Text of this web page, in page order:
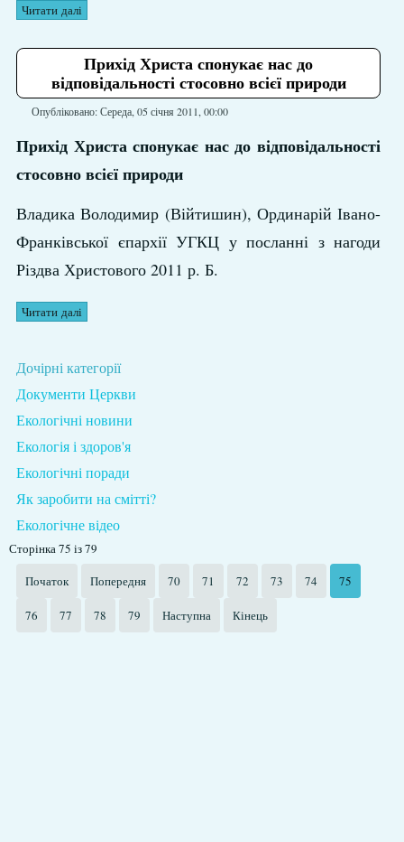
Читати далі
Прихід Христа спонукає нас до
відповідальності стосовно всієї природи
Опубліковано: Середа, 05 січня 2011, 00:00
Прихід Христа спонукає нас до відповідальності
стосовно всієї природи
Владика Володимир (Війтишин), Ординарій Івано-
Франківської єпархії УГКЦ у посланні з нагоди
Різдва Христового 2011 р. Б.
Читати далі
Дочірні категорії
Документи Церкви
Екологічні новини
Екологія і здоров'я
Екологічні поради
Як заробити на смітті?
Екологічне відео
Сторінка 75 із 79
Початок
Попередня 70 71 72 73 74 75
76 77 78 79 Наступна Кінець